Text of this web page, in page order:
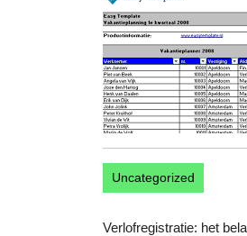
Uncategorized
Verlofregistratie: het